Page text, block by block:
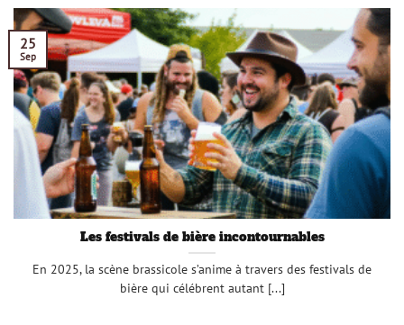
Les festivals de bière incontournables
En 2025, la scène brassicole s’anime à travers des festivals de
bière qui célébrent autant [...]
25
Sep